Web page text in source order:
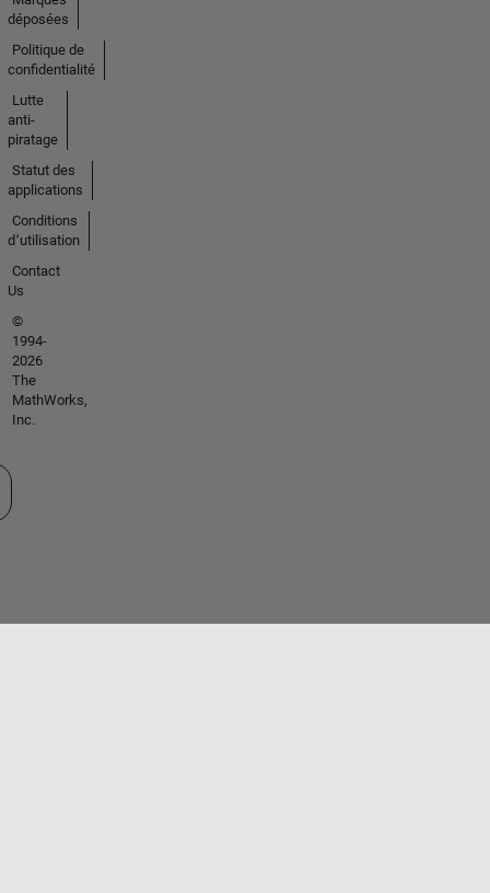
déposées
Politique de
confidentialité
Lutte
anti-
piratage
Statut des
applications
Conditions
d՚utilisation
Contact
Us
©
1994-
2026
The
MathWorks,
Inc.
un site web